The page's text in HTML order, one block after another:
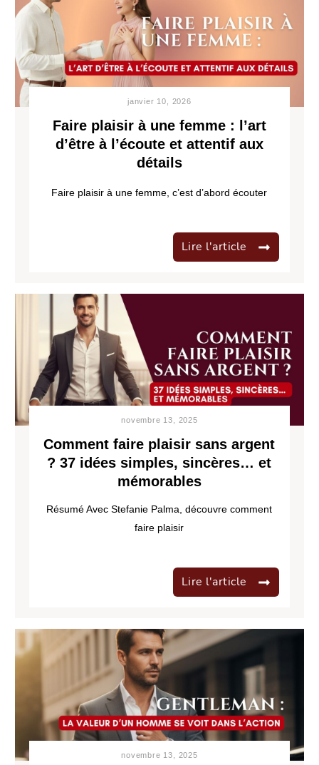
janvier 10, 2026
Faire plaisir à une femme : l’art
d’être à l’écoute et attentif aux
détails
Faire plaisir à une femme, c’est d’abord écouter
Lire l'article
novembre 13, 2025
Comment faire plaisir sans argent
? 37 idées simples, sincères… et
mémorables
Résumé Avec Stefanie Palma, découvre comment
faire plaisir
Lire l'article
novembre 13, 2025